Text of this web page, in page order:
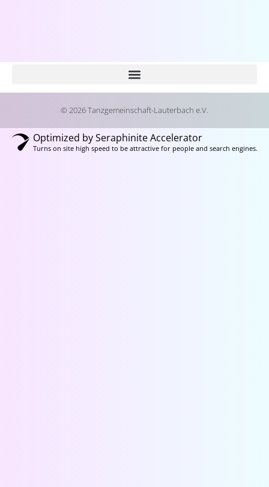
© 2026 Tanzgemeinschaft-Lauterbach e.V.
Optimized by Seraphinite Accelerator
Turns on site high speed to be attractive for people and search engines.